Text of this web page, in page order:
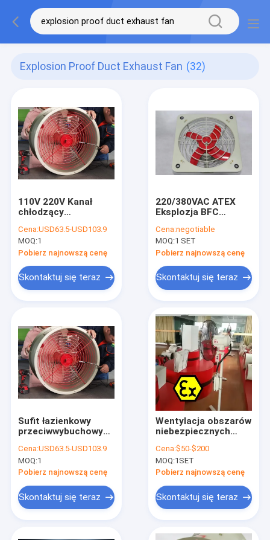
Explosion Proof Duct Exhaust Fan (32)
110V 220V Kanał
chłodzący
wentylator osiowy
Wentylator
wyciągowy
przeciwwybuchowy
Cena:USD63.5-USD103.9
MOQ:1
Pobierz najnowszą cenę
Skontaktuj się teraz
220/380VAC ATEX
Eksplozja BFC
wydechowy IP54
4900m3/min
Przepływ powietrza
dla stref
niebezpiecznych
wydobycia
Cena:negotiable
MOQ:1 SET
Pobierz najnowszą cenę
Skontaktuj się teraz
Sufit łazienkowy
przeciwwybuchowy
wyciągowy o
zmiennej prędkości
przemysłowej o
temperaturze,
Cena:USD63.5-USD103.9
MOQ:1
Pobierz najnowszą cenę
Skontaktuj się teraz
Wentylacja obszarów
niebezpiecznych
wydechowy
zabezpieczony przed
wybuchem
Cena:$50-$200
MOQ:1SET
Pobierz najnowszą cenę
Skontaktuj się teraz